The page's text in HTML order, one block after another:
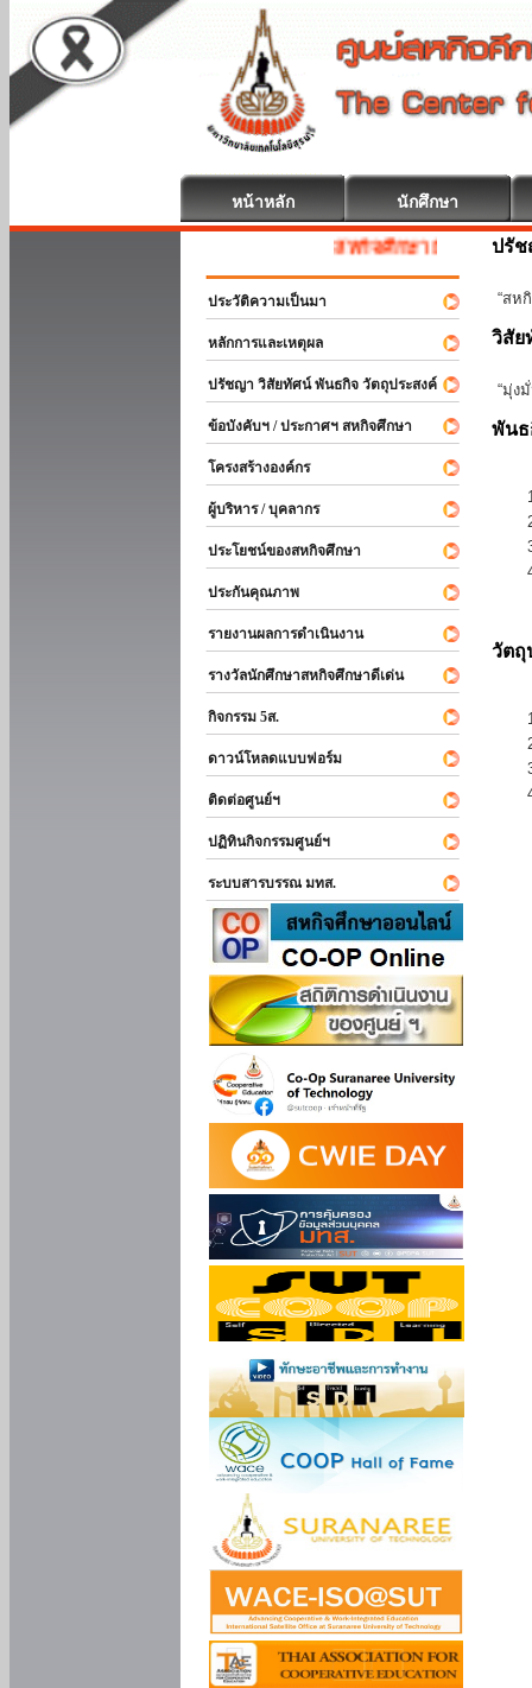
หน้าหลัก นักศึกษา
สหกิจศึกษา ยินดีต้อนรับ
ประวัติความเป็นมา
หลักการและเหตุผล
ปรัชญา วิสัยทัศน์ พันธกิจ วัตถุประสงค์
ข้อบังคับฯ / ประกาศฯ สหกิจศึกษา
โครงสร้างองค์กร
ผู้บริหาร / บุคลากร
ประโยชน์ของสหกิจศึกษา
ประกันคุณภาพ
รายงานผลการดำเนินงาน
รางวัลนักศึกษาสหกิจศึกษาดีเด่น
กิจกรรม 5ส.
ดาวน์โหลดแบบฟอร์ม
ติดต่อศูนย์ฯ
ปฏิทินกิจกรรมศูนย์ฯ
ระบบสารบรรณ มทส.
ปรั
“สห
วิสัย
“มุ่ง
พัน
วัตถุ